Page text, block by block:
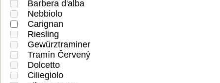
Barbera d'alba
Nebbiolo
Carignan
Riesling
Gewürztraminer
Tramín Červený
Dolcetto
Ciliegiolo